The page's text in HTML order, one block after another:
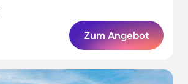
Zum Angebot